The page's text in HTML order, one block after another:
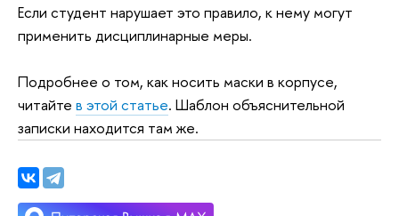
Если студент нарушает это правило, к нему могут
применить дисциплинарные меры.
Подробнее о том, как носить маски в корпусе,
читайте в этой статье. Шаблон объяснительной
записки находится там же.